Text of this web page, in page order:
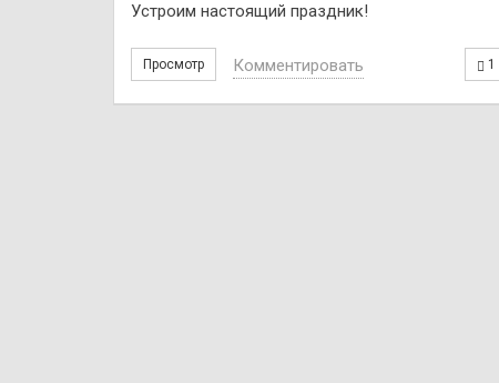
Устроим настоящий праздник!
Просмотр 1
Комментировать